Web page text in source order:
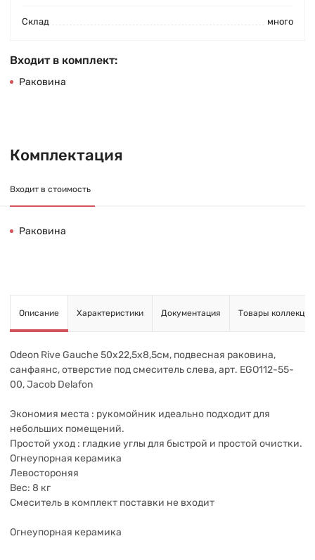
Cклад много
Входит в комплект:
Раковина
Комплектация
Входит в стоимость
Раковина
Описание Характеристики Документация Товары коллекции
Odeon Rive Gauche 50х22,5х8,5см, подвесная раковина,
санфаянс, отверстие под смеситель слева, арт. EGO112-55-
00, Jacob Delafon
Экономия места : рукомойник идеально подходит для
небольших помещений.
Простой уход : гладкие углы для быстрой и простой очистки.
Огнеупорная керамика
Левостороняя
Вес: 8 кг
Смеситель в комплект поставки не входит
Огнеупорная керамика